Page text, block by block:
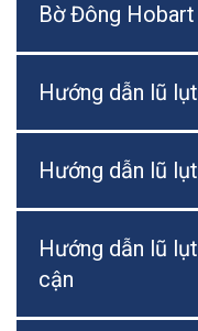
Bờ Đông Hobart
Hướng dẫn lũ
Hướng dẫn lũ
Hướng dẫn lũ
cận